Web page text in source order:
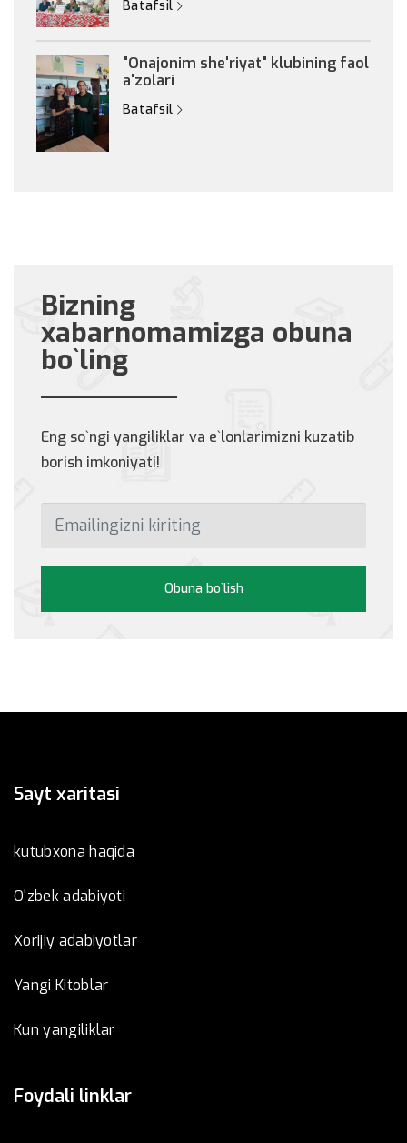
Batafsil
"Onajonim she'riyat" klubining faol
a'zolari
Batafsil
Bizning
xabarnomamizga obuna
bo`ling
Eng so`ngi yangiliklar va e`lonlarimizni kuzatib
borish imkoniyati!
Obuna bo`lish
Sayt xaritasi
kutubxona haqida
O'zbek adabiyoti
Xorijiy adabiyotlar
Yangi Kitoblar
Kun yangiliklar
Foydali linklar